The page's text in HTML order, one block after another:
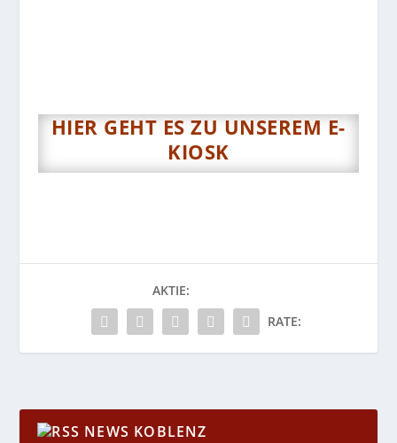
HIER GEHT ES ZU UNSEREM E-
KIOSK
AKTIE:
RATE:
NEWS KOBLENZ